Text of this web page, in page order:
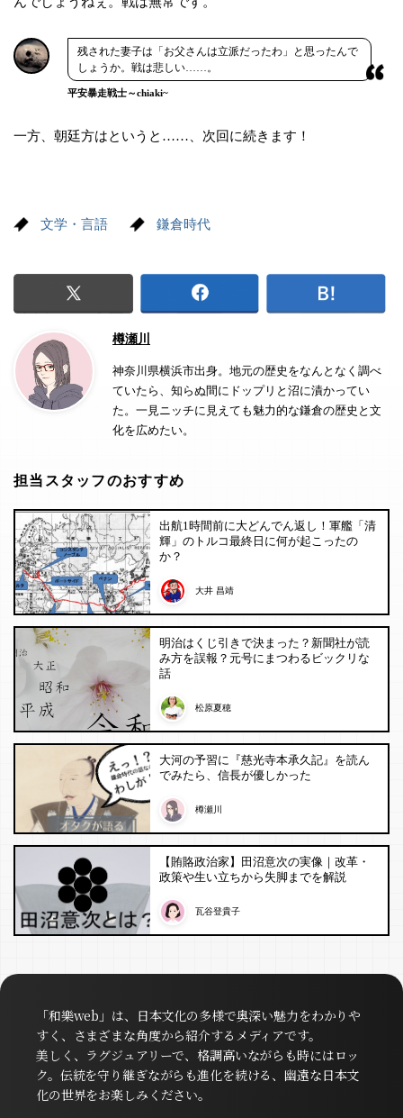
残された妻子は「お父さんは立派だったわ」と思ったんで
しょうか。戦は悲しい……。
平安暴走戦士～chiaki~
一方、朝廷方はというと……、次回に続きます！
文学・言語 鎌倉時代
樽瀬川
神奈川県横浜市出身。地元の歴史をなんとなく調べ
ていたら、知らぬ間にドップリと沼に漬かってい
た。一見ニッチに見えても魅力的な鎌倉の歴史と文
化を広めたい。
担当スタッフのおすすめ
出航1時間前に大どんでん返し！軍艦「清
輝」のトルコ最終日に何が起こったの
か？
大井 昌靖
明治はくじ引きで決まった？新聞社が読
み方を誤報？元号にまつわるビックリな
話
松原夏穂
大河の予習に『慈光寺本承久記』を読ん
でみたら、信長が優しかった
樽瀬川
【賄賂政治家】田沼意次の実像｜改革・
政策や生い立ちから失脚までを解説
瓦谷登貴子
「和樂web」は、日本文化の多様で奥深い魅力をわかりや
すく、さまざまな角度から紹介するメディアです。
美しく、ラグジュアリーで、格調高いながらも時にはロッ
ク。伝統を守り継ぎながらも進化を続ける、幽遠な日本文
化の世界をお楽しみください。